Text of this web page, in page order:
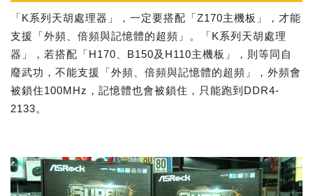
「K系列天胡處理器」，一定要搭配「Z170主機板」，才能
支援「外頻、倍頻與記憶體的超頻」。「K系列天胡處理
器」，若搭配「H170、B150及H110主機板」，則等同自
廢武功，不能支援「外頻、倍頻與記憶體的超頻」，外頻會
被鎖住100MHz，記憶體也會被鎖住，只能跑到DDR4-
2133。